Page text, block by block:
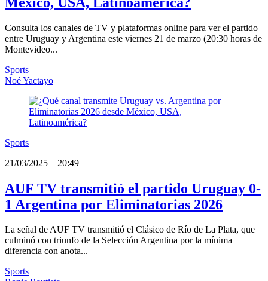
Consulta los canales de TV y plataformas online para ver el partido
entre Uruguay y Argentina este viernes 21 de marzo (20:30 horas de
Montevideo...
Sports
Noé Yactayo
Sports
21/03/2025
20:49
AUF TV transmitió el partido Uruguay 0-
1 Argentina por Eliminatorias 2026
La señal de AUF TV transmitió el Clásico de Río de La Plata, que
culminó con triunfo de la Selección Argentina por la mínima
diferencia con anota...
Sports